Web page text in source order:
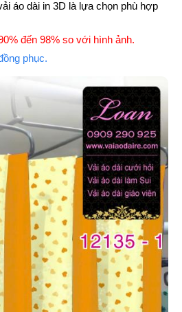
áo dài in 3D là lựa chọn phù hợp
đến 98% so với hình ảnh.
phục.